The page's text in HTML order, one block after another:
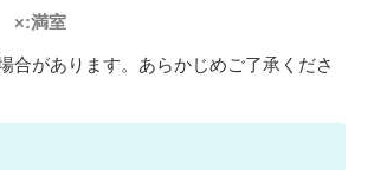
×:満室
があります。あらかじめご了承くださ